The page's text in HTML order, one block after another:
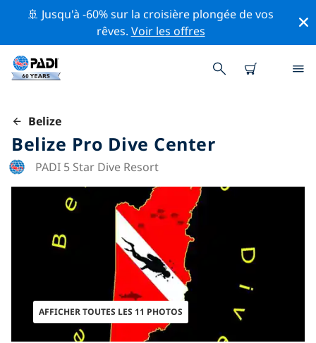
🚢 Jusqu'à -60% sur la croisière plongée de vos
rêves. Voir les offres
Belize
Belize Pro Dive Center
PADI 5 Star Dive Resort
AFFICHER TOUTES LES 11 PHOTOS